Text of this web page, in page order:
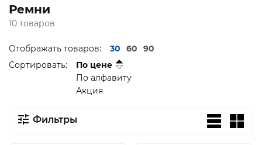
Ремни
10 товаров
Отображать товаров: 30 60
90
Сортировать:
По цене
По алфавиту
Акция
Фильтры